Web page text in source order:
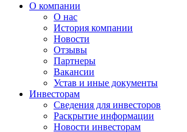
О компании
О нас
История компании
Новости
Отзывы
Партнеры
Вакансии
Устав и иные документы
Инвесторам
Сведения для инвесторов
Раскрытие информации
Новости инвесторам